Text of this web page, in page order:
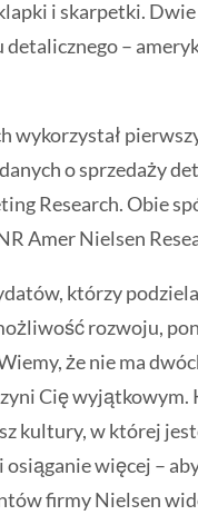
i skarpetki.
–
wykorzystał
o sprzedaży
Research. Obie
Amer Nielsen
którzy
rozwoju,
że nie ma
Cię wyjątkowym.
kultury, w której
więcej –
firmy Nielsen